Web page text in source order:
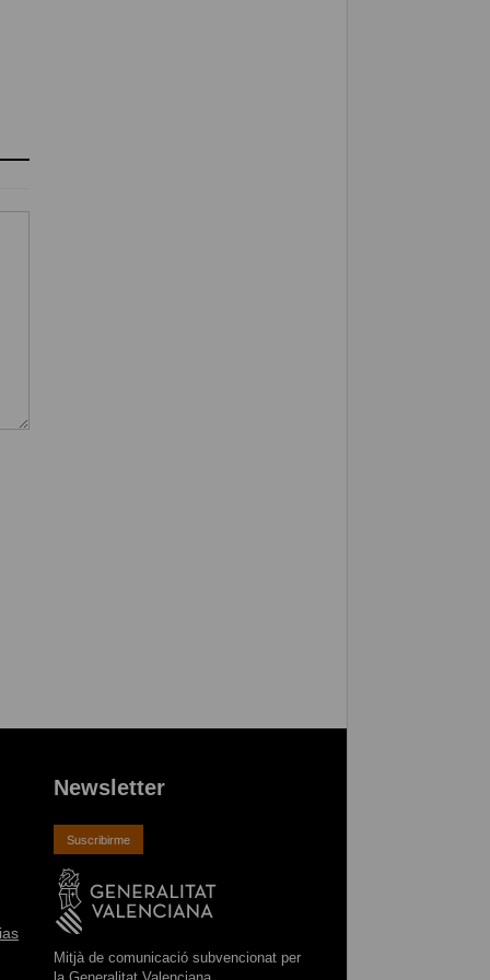
Newsletter
Suscribirme
Mitjà de comunicació subvencionat per